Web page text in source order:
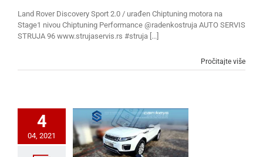
Land Rover Discovery Sport 2.0 / urađen Chiptuning motora na
Stage1 nivou Chiptuning Performance @radenkostruja AUTO SERVIS
STRUJA 96 www.strujaservis.rs #struja [...]
Pročitajte više
4
04, 2021
Range Rover Evoque 2017
Car Keys